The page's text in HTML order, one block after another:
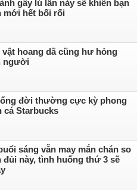
gây lú lẫn này sẽ khiến bạn
mới hết bối rối
hoang dã cũng hư hỏng
người
đời thường cực kỳ phong
cá Starbucks
sáng vẫn may mắn chán so
này, tình huống thứ 3 sẽ